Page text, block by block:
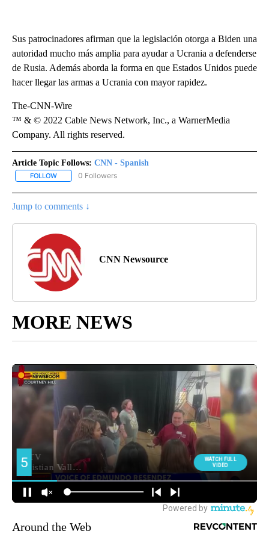
Sus patrocinadores afirman que la legislación otorga a Biden una
autoridad mucho más amplia para ayudar a Ucrania a defenderse
de Rusia. Además aborda la forma en que Estados Unidos puede
hacer llegar las armas a Ucrania con mayor rapidez.
The-CNN-Wire
™ & © 2022 Cable News Network, Inc., a WarnerMedia
Company. All rights reserved.
Article Topic Follows: CNN - Spanish
FOLLOW FOLLOW "CNN - SPANISH" TO RECEIVE NOTIFICATIONS ABOUT
0 Followers
Jump to comments ↓
CNN Newsource
MORE NEWS
Around the Web